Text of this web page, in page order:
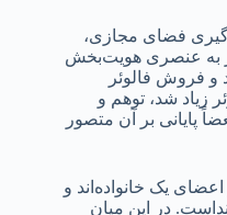
فضای مجازی،
به عنصری هویت‌بخش
فروش فالوئر
زیاد شد، توهم و
پایانی بر آن متصور
یک خانواده‌اند و
در این میان